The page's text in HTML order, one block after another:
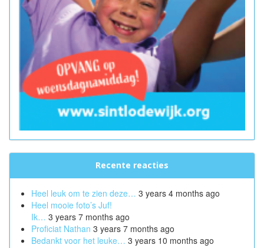
Recente reacties
Heel leuk om te zien deze… 3 years 4 months ago
Heel mooie foto’s Juf!
Ik… 3 years 7 months ago
Proficiat Nathan 3 years 7 months ago
Bedankt voor het leuke… 3 years 10 months ago